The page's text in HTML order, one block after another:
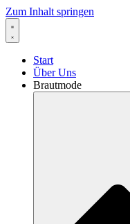
Zum Inhalt springen
Start
Über Uns
Brautmode